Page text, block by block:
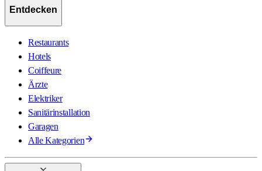
Entdecken
Restaurants
Hotels
Coiffeure
Ärzte
Elektriker
Sanitärinstallation
Garagen
Alle Kategorien